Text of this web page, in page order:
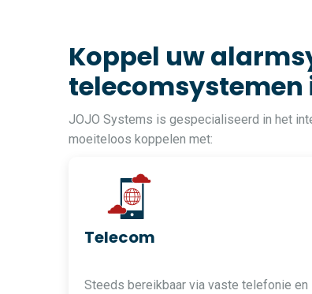
Koppel uw
telecomsystemen
JOJO Systems is gespecialiseerd in het
moeiteloos koppelen met:
Telecom
Steeds bereikbaar via vaste telefonie en